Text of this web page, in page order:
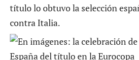
título lo obtuvo la selección
contra Italia.